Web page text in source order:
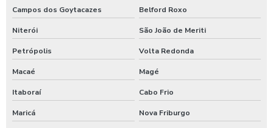
Equipamentos para higienização automotiva
Equipamentos para higienização de veiculos
Equipamentos para lavagem de caminhoes
Equipamentos para lavagem de carros
Espuma azul para lava rapido
Espuma azul para lavar carros
Campos dos Goytacazes Belford Roxo
Niterói São João de Meriti
Petrópolis Volta Redonda
Macaé Magé
Itaboraí Cabo Frio
Maricá Nova Friburgo